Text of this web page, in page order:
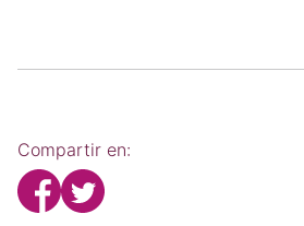
Compartir en: